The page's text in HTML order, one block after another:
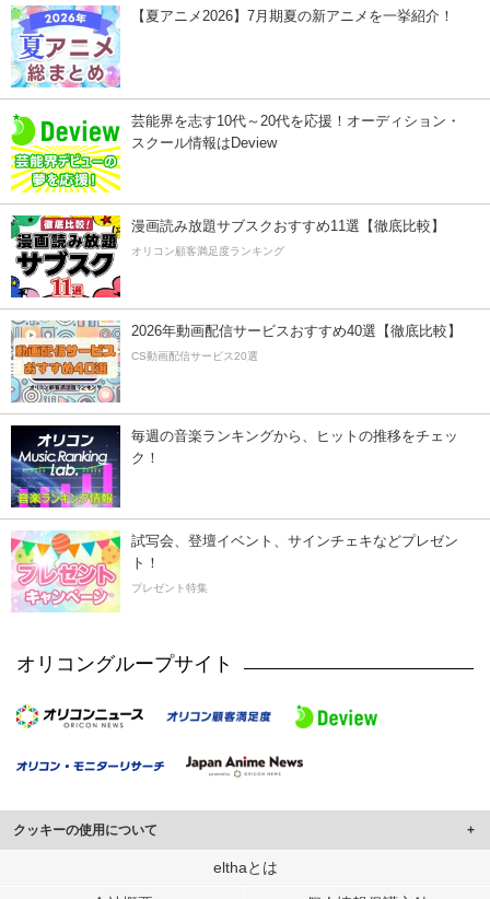
【夏アニメ2026】7月期夏の新アニメを一挙紹介！
芸能界を志す10代～20代を応援！オーディション・
スクール情報はDeview
漫画読み放題サブスクおすすめ11選【徹底比較】
オリコン顧客満足度ランキング
2026年動画配信サービスおすすめ40選【徹底比較】
CS動画配信サービス20選
毎週の音楽ランキングから、ヒットの推移をチェッ
ク！
試写会、登壇イベント、サインチェキなどプレゼン
ト！
プレゼント特集
オリコングループサイト
クッキーの使用について
このサイトでは Cookie を使用して、ユーザーに合わせたコンテンツや広告の
elthaとは